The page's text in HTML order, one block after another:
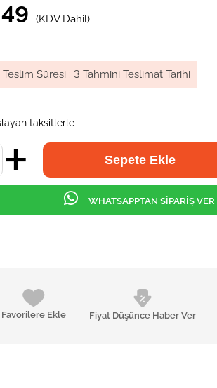
(KDV Dahil)
Süresi : 3 Tahmini Teslimat Tarihi
taksitlerle
Favorilere Ekle Fiyat Düşünce Haber Ver
WHATSAPPTAN SİPARİŞ VER